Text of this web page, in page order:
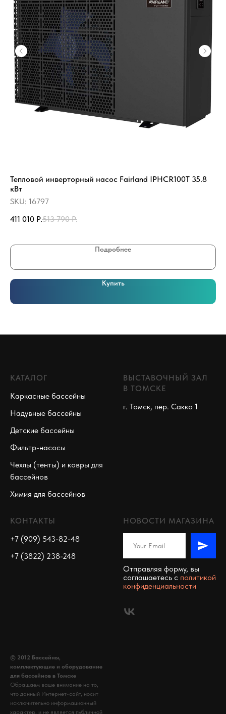
Тепловой инверторный насос Fairland IPHCR100T 35.8
кВт
SKU: 16797
411 010 Р.513 790 Р.
Подробнее
Купить
КАТАЛОГ
Каркасные бассейны
Надувные бассейны
Детские бассейны
Фильтр-насосы
Чехлы (тенты) и ковры для
бассейнов
Химия для бассейнов
ВЫСТАВОЧНЫЙ ЗАЛ
В ТОМСКЕ
г. Томск, пер. Сакко 1
КОНТАКТЫ
+7 (909) 543-82-48
+7 (3822) 238-248
НОВОСТИ МАГАЗИНА
Отправляя форму, вы
соглашаетесь c политикой
конфиденциальности
© 2012 Бассейны,
комплектующие и оборудование
для бассейнов в Томске
Обращаем ваше внимание на то,
что данный Интернет-сайт, носит
исключительно информационный
характер, и не является публичной